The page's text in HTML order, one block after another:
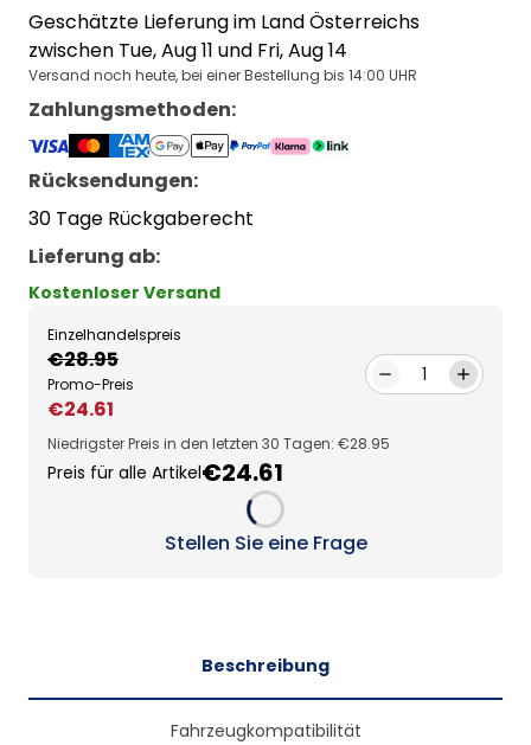
Geschätzte Lieferung im Land Österreichs
zwischen Tue, Aug 11 und Fri, Aug 14
Versand noch heute, bei einer Bestellung bis 14:00 UHR
Zahlungsmethoden:
Rücksendungen:
30 Tage Rückgaberecht
Lieferung ab:
Kostenloser Versand
Einzelhandelspreis
€28.95
Promo-Preis
€24.61
1
Niedrigster Preis in den letzten 30 Tagen: €28.95
Preis für alle Artikel€24.61
Loading...
Stellen Sie eine Frage
Beschreibung
Fahrzeugkompatibilität